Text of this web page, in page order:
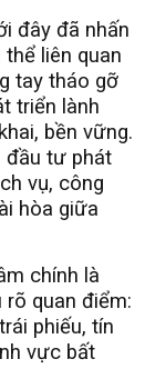
đây đã nhấn
liên quan
tay tháo gỡ
triển lành
bền vững.
đầu tư phát
vụ, công
hòa giữa
chính là
rõ quan điểm:
phiếu, tín
vực bất